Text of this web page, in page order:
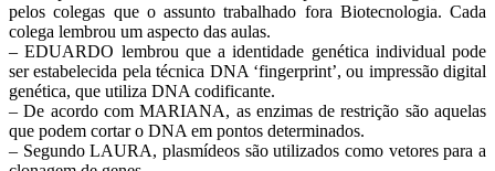
pelos colegas que o assunto trabalhado fora Biotecnologia. Cada
colega lembrou um aspecto das aulas.
– EDUARDO lembrou que a identidade genética individual pode
ser estabelecida pela técnica DNA ‘fingerprint’, ou impressão digital
genética, que utiliza DNA codificante.
– De acordo com MARIANA, as enzimas de restrição são aquelas
que podem cortar o DNA em pontos determinados.
– Segundo LAURA, plasmídeos são utilizados como vetores para a